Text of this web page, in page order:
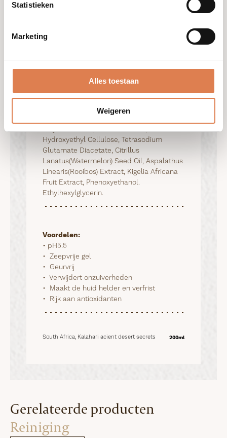
Statistieken
Marketing
Alles toestaan
Weigeren
Gerelateerde producten
Reiniging
Refill Pouch
Ingrediënten:Aqua (Water), Glycerin,
Lauryl Glucoside, Decyl Glucoside,
Polysorbate-20, Sodium Citrate,
Hydroxyethyl Cellulose, Tetrasodium
Glutamate Diacetate, Citrillus
Lanatus(Watermelon) Seed Oil, Aspalathus
Linearis(Rooibos) Extract, Kigelia Africana
Fruit Extract, Phenoxyethanol.
Ethylhexylglycerin.
Voordelen:
• pH5.5
•  Zeepvrije gel
•  Geurvrij
•  Verwijdert onzuiverheden
•  Maakt de huid helder en verfrist
•  Rijk aan antioxidanten
South Africa, Kalahari acient desert secrets 200ml